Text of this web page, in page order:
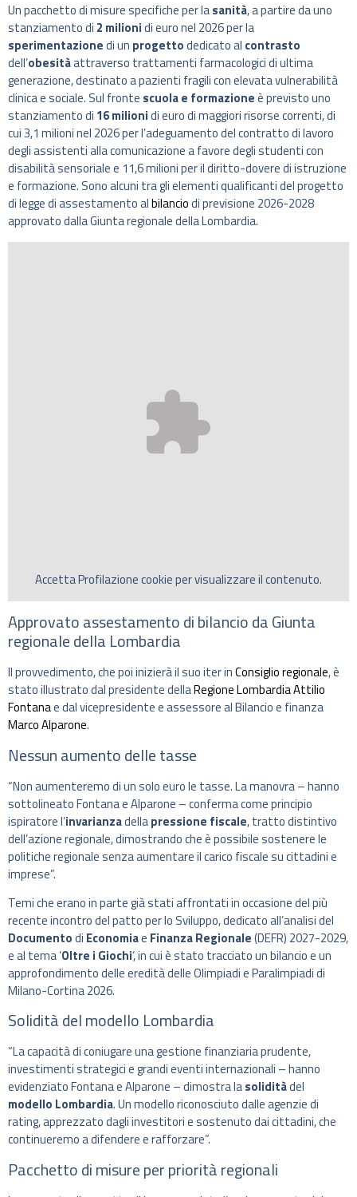
Un pacchetto di misure specifiche per lasanità, a partire da uno
stanziamento di 2 milionidi euro nel 2026 per la
sperimentazionedi un progettodedicato al contrasto
dell’obesitàattraverso trattamenti farmacologici di ultima
generazione, destinato a pazienti fragili con elevata vulnerabilità
clinica e sociale. Sul fronte scuola e formazioneè previsto uno
stanziamento di 16 milionidi euro di maggiori risorse correnti, di
cui 3,1 milioni nel 2026 per l’adeguamento del contratto di lavoro
degli assistenti alla comunicazione a favore degli studenti con
disabilità sensoriale e 11,6 milioni per il diritto-dovere di istruzione
e formazione. Sono alcuni tra gli elementi qualificanti del progetto
di legge di assestamento albilanciodi previsione 2026-2028
approvato dalla Giunta regionale della Lombardia.
AccettaProfilazionecookie per visualizzare il contenuto.
Approvato assestamento di bilancio da Giunta
regionale della Lombardia
Il provvedimento, che poi inizierà il suo iter inConsiglio regionale, è
stato illustrato dal presidente dellaRegione LombardiaAttilio
Fontanae dal vicepresidente e assessore al Bilancio e finanza
Marco Alparone.
Nessun aumento delle tasse
“Non aumenteremo di un solo euro le tasse. La manovra – hanno
sottolineato Fontana e Alparone – conferma come principio
ispiratore l’invarianzadellapressione fiscale, tratto distintivo
dell’azione regionale, dimostrando che è possibile sostenere le
politiche regionale senza aumentare il carico fiscale su cittadini e
imprese”.
Temi che erano in parte già stati affrontati in occasione del più
recente incontro del patto per lo Sviluppo, dedicato all’analisi del
Documentodi Economiae Finanza Regionale(DEFR) 2027-2029,
e al tema ‘Oltre i Giochi‘, in cui è stato tracciato un bilancio e un
approfondimento delle eredità delle Olimpiadi e Paralimpiadi di
Milano-Cortina 2026.
Solidità del modello Lombardia
“La capacità di coniugare una gestione finanziaria prudente,
investimenti strategici e grandi eventi internazionali – hanno
evidenziato Fontana e Alparone – dimostra lasoliditàdel
modello Lombardia. Un modello riconosciuto dalle agenzie di
rating, apprezzato dagli investitori e sostenuto dai cittadini, che
continueremo a difendere e rafforzare”.
Pacchetto di misure per priorità regionali